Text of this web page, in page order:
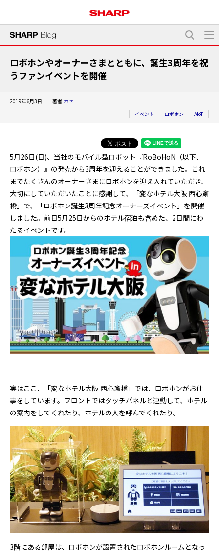
ロボホンやオーナーさまとともに、誕生3周年を祝
うファンイベントを開催
2019年6月3日 著者:ホセ
イベント
ロボホン AIoT
5月26日(日)、当社のモバイル型ロボット『RoBoHoN（以下、
ロボホン）』の発売から3周年を迎えることができました。これ
までたくさんのオーナーさまにロボホンを迎え入れていただき、
大切にしていただいたことに感謝して、「変なホテル大阪 西心斎
橋」で、「ロボホン誕生3周年記念オーナーズイベント」を開催
しました。前日5月25日からのホテル宿泊も含めた、2日間にわ
たるイベントです。
実はここ、「変なホテル大阪 西心斎橋」では、ロボホンがお仕
事をしています。フロントではタッチパネルと連動して、ホテル
の案内をしてくれたり、ホテルの人を呼んでくれたり。
3階にある部屋は、ロボホンが設置されたロボホンルームとなっ